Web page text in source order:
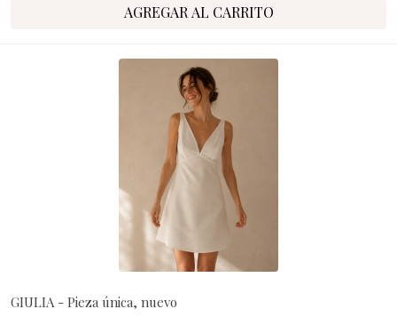
AGREGAR AL CARRITO
GIULIA - Pieza única, nuevo